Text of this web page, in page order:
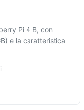
Pi 4 B, con
e la caratteristica